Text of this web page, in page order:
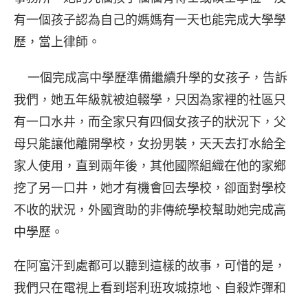
有一個孩子認為自己的媽媽有一天也能完成大學學
歷，當上律師。
一個完成高中學歷準備繼續升學的女孩子，告訴
我們，她五年級就被迫輟學，只因為家裡的社區只
有一口水井，而全家只有四個女孩子的狀況下，父
母只能讓他離開學校，女扮男裝，天天去打水給全
家人使用，直到兩年後，其他國際組織在他的家鄉
挖了另一口井，她才有機會回去學校，卻面對學校
不收的狀況，外國資助的非傳統學校幫助她完成高
中學歷。
在阿富汗到處都可以聽到這樣的故事，可惜的是，
我們只在電視上看到塔利班攻城掠地、自殺炸彈和